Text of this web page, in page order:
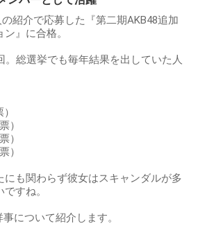
紹介で応募した『第二期AKB48追加
』に合格。
。総選挙でも毎年結果を出していた人
）
）
）
にも関わらず彼女はスキャンダルが多
すね。
について紹介します。